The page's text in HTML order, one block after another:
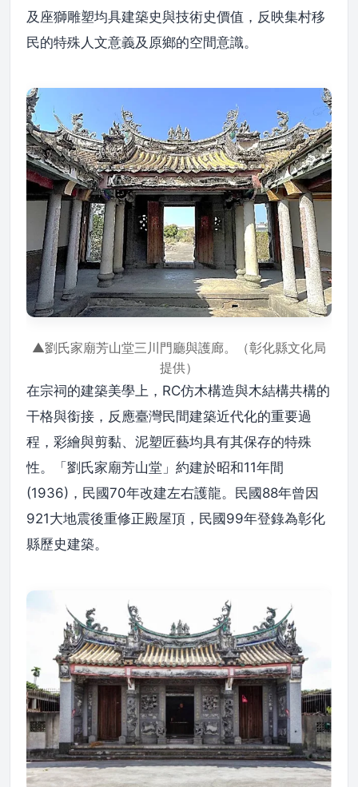
及座獅雕塑均具建築史與技術史價值，反映集村移
民的特殊人文意義及原鄉的空間意識。
▲劉氏家廟芳山堂三川門廳與護廊。（彰化縣文化局
提供）
在宗祠的建築美學上，RC仿木構造與木結構共構的
干格與銜接，反應臺灣民間建築近代化的重要過
程，彩繪與剪黏、泥塑匠藝均具有其保存的特殊
性。「劉氏家廟芳山堂」約建於昭和11年間
(1936)，民國70年改建左右護龍。民國88年曾因
921大地震後重修正殿屋頂，民國99年登錄為彰化
縣歷史建築。